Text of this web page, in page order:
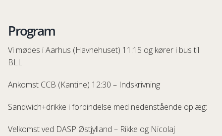
Program
Vi mødes i Aarhus (Havnehuset) 11:15 og kører i bus til
BLL
Ankomst CCB (Kantine) 12:30 – Indskrivning
Sandwich+drikke i forbindelse med nedenstående oplæg:
Velkomst ved DASP Østjylland – Rikke og Nicolaj